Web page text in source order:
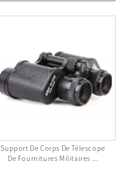
Support De Corps De Télescope
De Fournitures Militaires ...